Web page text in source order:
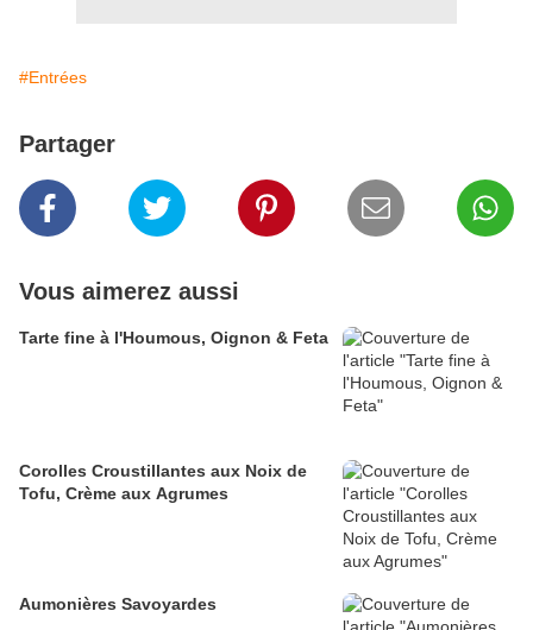
#Entrées
Partager
Vous aimerez aussi
Tarte fine à l'Houmous, Oignon & Feta
Corolles Croustillantes aux Noix de
Tofu, Crème aux Agrumes
Aumonières Savoyardes